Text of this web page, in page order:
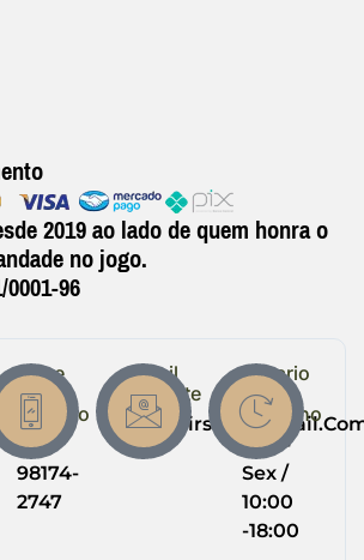
2019 ao lado de quem honra o
no jogo.
96
Entre
em
Contato
(64)
98174-
2747
Email
Suporte
Horario
de
Trabalho
Seg -
Sex /
10:00
-18:00